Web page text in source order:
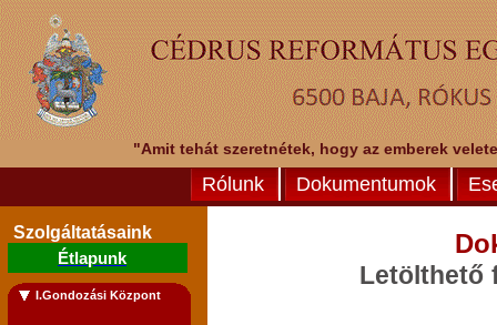
"Amit tehát szeretnétek, hogy az emberek
Rólunk Dokumentumok
Szolgáltatásaink
Étlapunk
I.Gondozási Központ
Letölthető